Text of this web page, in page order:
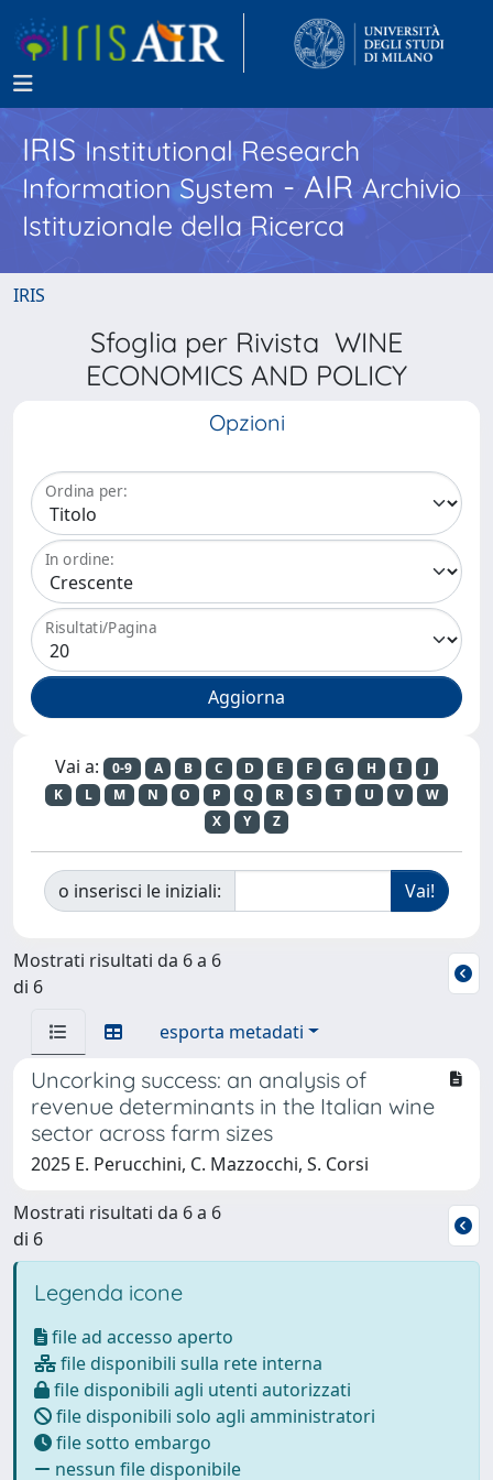
IRISInstitutional Research
Information System - AIR Archivio
Istituzionale della Ricerca
IRIS
Sfoglia per Rivista WINE
ECONOMICS AND POLICY
Opzioni
Ordina per:
In ordine:
Risultati/Pagina
Vai a: 0-9 A B C D E F G H I
J
K
L M N O P Q R S T U V
W
X
Y Z
o inserisci le iniziali:
Mostrati risultati da 6 a 6
di 6
esporta metadati
Uncorking success: an analysis of
revenue determinants in the Italian wine
sector across farm sizes
2025 E. Perucchini, C. Mazzocchi, S. Corsi
Mostrati risultati da 6 a 6
di 6
Legenda icone
file ad accesso aperto
file disponibili sulla rete interna
file disponibili agli utenti autorizzati
file disponibili solo agli amministratori
file sotto embargo
nessun file disponibile